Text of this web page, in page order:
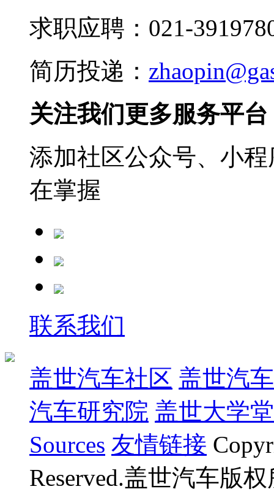
求职应聘：021-
简历投递：
关注我们更多服务平台
添加社区公众号、小
在掌握
联系我们
盖世汽车社区 盖世汽
汽车研究院 盖世大学堂
Sources 友情链接
Reserved.盖世汽车版